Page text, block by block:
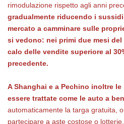
rimodulazione rispetto agli anni
gradualmente riducendo i
mercato a camminare sulle
si vedono: nei primi due mesi del
calo delle vendite superiore al
precedente.
A Shanghai e a Pechino inoltre
essere trattate come le auto a
automaticamente la targa gratuita,
partecipare a aste costose o